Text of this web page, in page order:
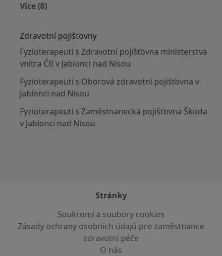
Více (8)
Zdravotní pojišťovny
Fyzioterapeuti s Zdravotní pojišťovna ministerstva
vnitra ČR v Jablonci nad Nisou
Fyzioterapeuti s Oborová zdravotní pojišťovna v
Jablonci nad Nisou
Fyzioterapeuti s Zaměstnanecká pojišťovna Škoda
v Jablonci nad Nisou
Stránky
Soukromí a soubory cookies
Zásady ochrany osobních údajů pro zaměstnance
zdravotní péče
O nás